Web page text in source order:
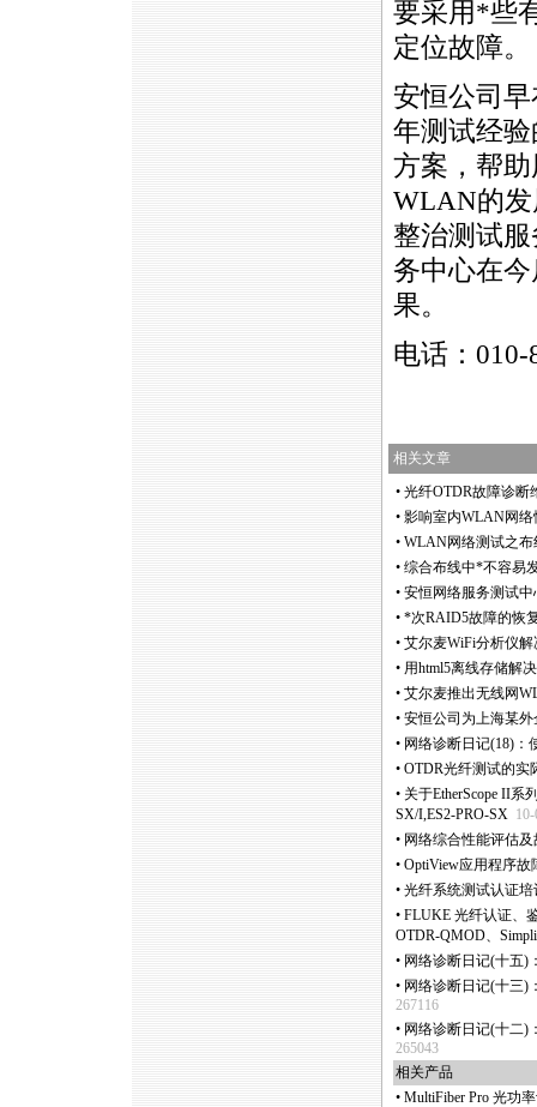
要采用 *些
定位故障。
安恒公司
年测试经
方案，帮
WLAN的
整治测试
务中心在
果。
电话：
相关文章
• 光纤OTDR故障诊断
• 影响室内WLAN网
• WLAN网络测试之布
• 综合布线中*不容易
• 安恒网络服务测试
• *次RAID5故障的恢
• 艾尔麦WiFi分析仪
• 用html5离线存储解
• 艾尔麦推出无线网
• 安恒公司为上海某
• 网络诊断日记(18)：
• OTDR光纤测试的实
• 关于EtherScope II系
SX/I,ES2-PRO-SX
• 网络综合性能评估
• OptiView应用程序故
• 光纤系统测试认证培
• FLUKE 光纤认证、
OTDR-QMOD、
• 网络诊断日记(十五)
• 网络诊断日记(十三)
267116
• 网络诊断日记(十二)
265043
相关产品
• MultiFiber Pro 光功